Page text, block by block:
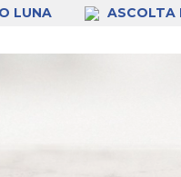
LUNA ASCOLTA